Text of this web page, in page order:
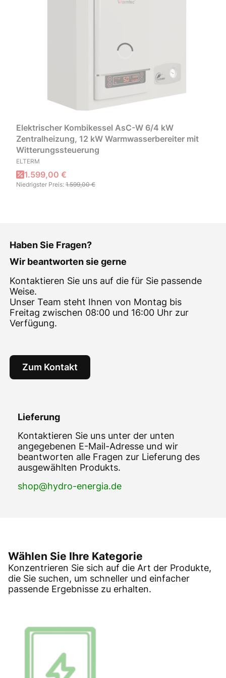
Elektrischer Kombikessel AsC-W 6/4 kW
Zentralheizung, 12 kW Warmwasserbereiter mit
Witterungssteuerung
HERSTELLER
ELTERM
Aktionspreis
1.599,00 €
Niedrigster Preis: 1.599,00 €
Haben Sie Fragen?
Wir beantworten sie gerne
Kontaktieren Sie uns auf die für Sie passende
Weise.
Unser Team steht Ihnen von Montag bis
Freitag zwischen 08:00 und 16:00 Uhr zur
Verfügung.
Zum Kontakt
Lieferung
Kontaktieren Sie uns unter der unten
angegebenen E-Mail-Adresse und wir
beantworten alle Fragen zur Lieferung des
ausgewählten Produkts.
shop@hydro-energia.de
Wählen Sie Ihre Kategorie
Konzentrieren Sie sich auf die Art der Produkte,
die Sie suchen, um schneller und einfacher
passende Ergebnisse zu erhalten.